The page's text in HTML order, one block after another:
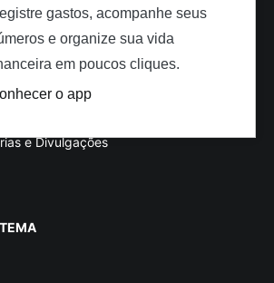
e Divulgações
gastos, acompanhe seus
e organize sua vida
em poucos cliques.
o app